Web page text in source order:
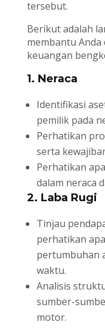
tersebut.
Berikut adalah
membantu Anda
keuangan
1. Neraca
Identifikasi
pemilik pada
Perhatikan
serta
Perhatikan
dalam neraca
2. Laba Rugi
Tinjau
perhatikan
pertumbuhan
waktu.
Analisis
sumber-
motor.